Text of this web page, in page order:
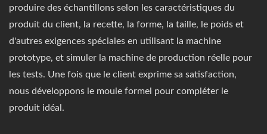
produire des échantillons selon les caractéristiques du
produit du client, la recette, la forme, la taille, le poids et
d'autres exigences spéciales en utilisant la machine
prototype, et simuler la machine de production réelle pour
les tests. Une fois que le client exprime sa satisfaction,
nous développons le moule formel pour compléter le
produit idéal.